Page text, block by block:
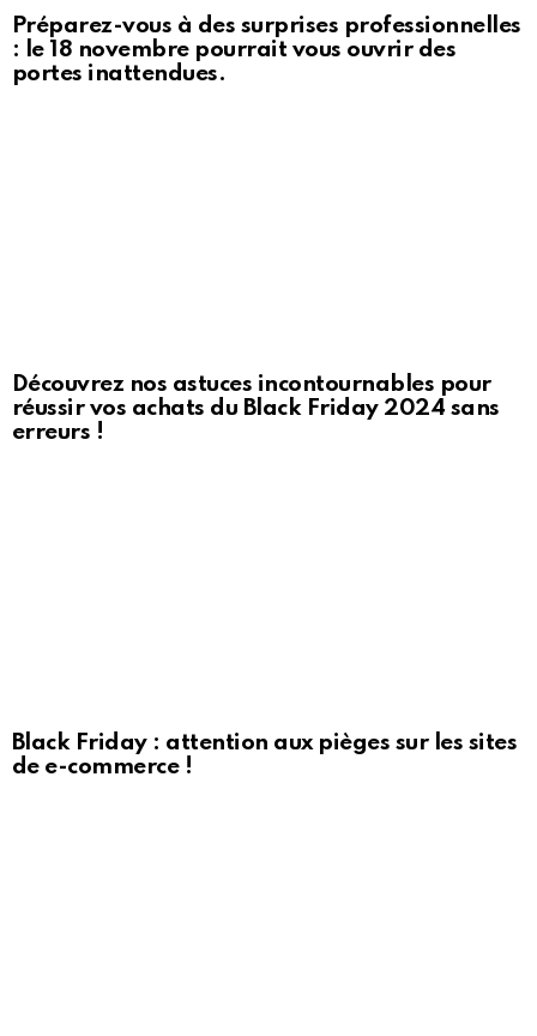
Préparez-vous à des surprises professionnelles
: le 18 novembre pourrait vous ouvrir des
portes inattendues.
Découvrez nos astuces incontournables pour
réussir vos achats du Black Friday 2024 sans
erreurs !
Black Friday : attention aux pièges sur les sites
de e-commerce !